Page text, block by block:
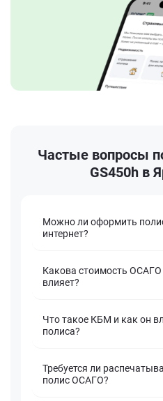
Частые вопросы
GS450h в
Можно ли оформить
интернет?
Какова стоимость ОСАГО
влияет?
Что такое КБМ и как он
полиса?
Требуется ли
полис ОСАГО?